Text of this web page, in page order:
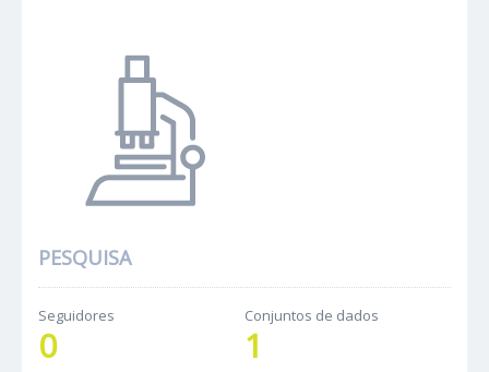
PESQUISA
Seguidores
0
Conjuntos de dados
1